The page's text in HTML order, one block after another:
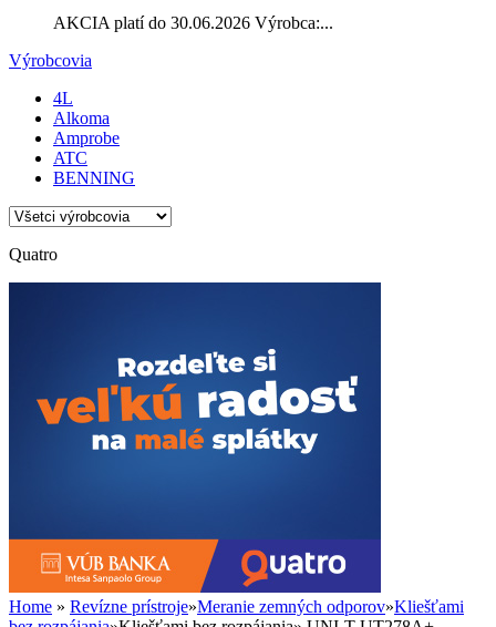
AKCIA platí do 30.06.2026 Výrobca:...
Výrobcovia
4L
Alkoma
Amprobe
ATC
BENNING
Quatro
Home » Revízne prístroje»Meranie zemných odporov»Kliešťami